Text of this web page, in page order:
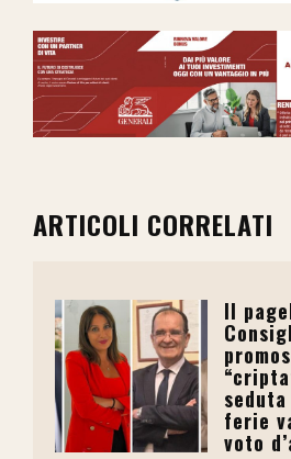
ARTICOLI CORRELATI
Il
ferie
voto